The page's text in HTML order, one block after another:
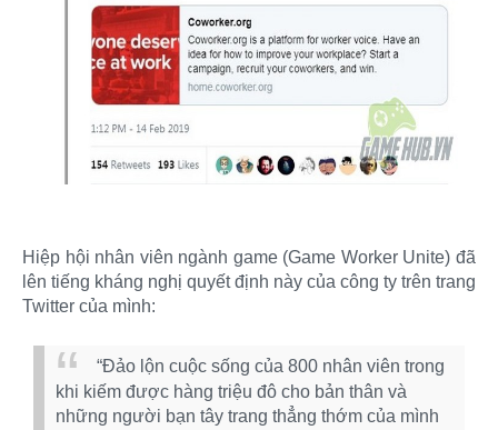
Hiệp hội nhân viên ngành game (Game Worker Unite) đã
lên tiếng kháng nghị quyết định này của công ty trên trang
Twitter của mình:
“Đảo lộn cuộc sống của 800 nhân viên trong
khi kiếm được hàng triệu đô cho bản thân và
những người bạn tây trang thẳng thớm của mình